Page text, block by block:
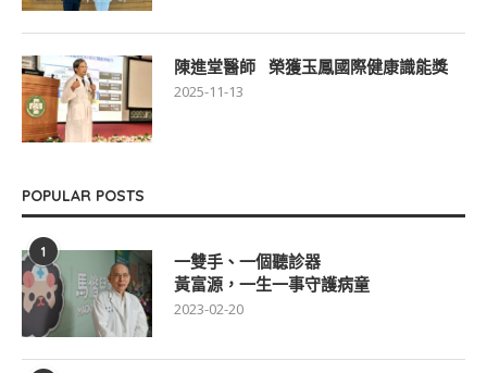
陳進堂醫師 榮獲玉鳳國際健康識能獎
2025-11-13
POPULAR POSTS
1
一雙手、一個聽診器
黃富源，一生一事守護病童
2023-02-20